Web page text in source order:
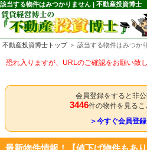
該当する物件はみつかりません | 不動産投資博士
不動産投資博士トップ＞ 該当する物件はみつか
恐れ入りますが、URLのご確認をお願い致し
会員登録をすると非
3446件の物件を見るこ
＞今すぐ会員登
最新物件情報！【値下げ物件もあり